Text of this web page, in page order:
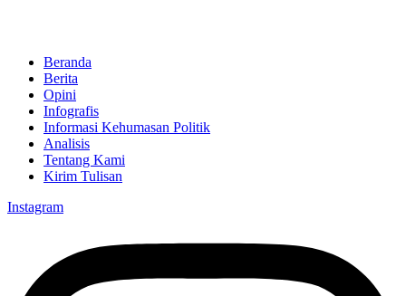
Beranda
Berita
Opini
Infografis
Informasi Kehumasan Politik
Analisis
Tentang Kami
Kirim Tulisan
Instagram